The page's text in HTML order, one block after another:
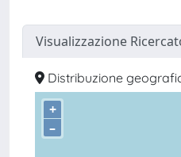
Visualizzazione
Distribuzione
+
–